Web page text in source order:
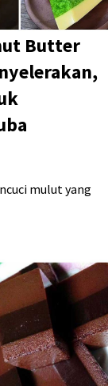
Butter
mulut yang